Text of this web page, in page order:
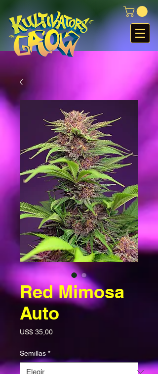
Red Mimosa
Auto
US$ 35,00Precio
Semillas *